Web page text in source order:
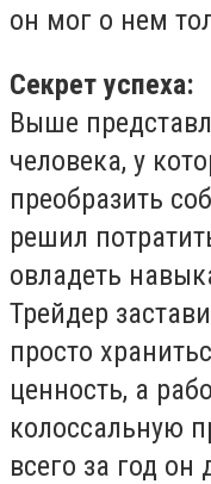
он мог о нем
Секрет успеха:
Выше
человека, у
преобразить
решил
овладеть
Трейдер
просто
ценность, а
колоссальную
всего за год